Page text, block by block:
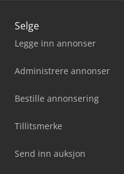
Selge
Legge inn annonser
Administrere annonser
Bestille annonsering
Tillitsmerke
Send inn auksjon